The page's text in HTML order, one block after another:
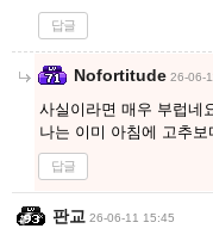
답글
Nofortitude 26-06-
사실이라면 매우 부럽네
나는 이미 아침에 고추
답글
판교 26-06-11 15:45